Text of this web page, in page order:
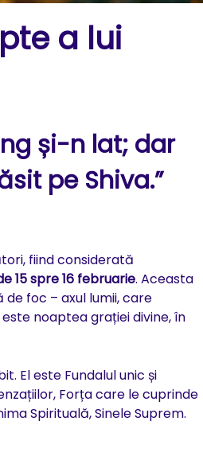
a lui
și-n lat; dar
pe Shiva.”
fiind considerată
15 spre 16 februarie. Aceasta
foc – axul lumii, care
noaptea grației divine, în
El este Fundalul unic și
Forța care le cuprinde
Spirituală, Sinele Suprem.